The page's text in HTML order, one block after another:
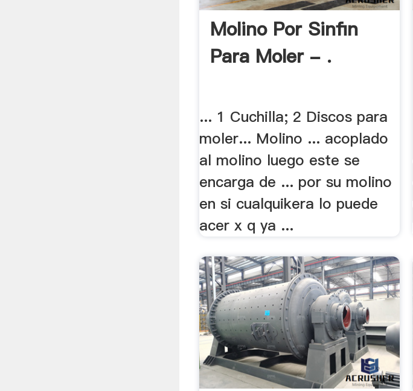
Molino Por Sinfin
Para Moler - .
... 1 Cuchilla; 2 Discos para
moler... Molino ... acoplado
al molino luego este se
encarga de ... por su molino
en si cualquikera lo puede
acer x q ya ...